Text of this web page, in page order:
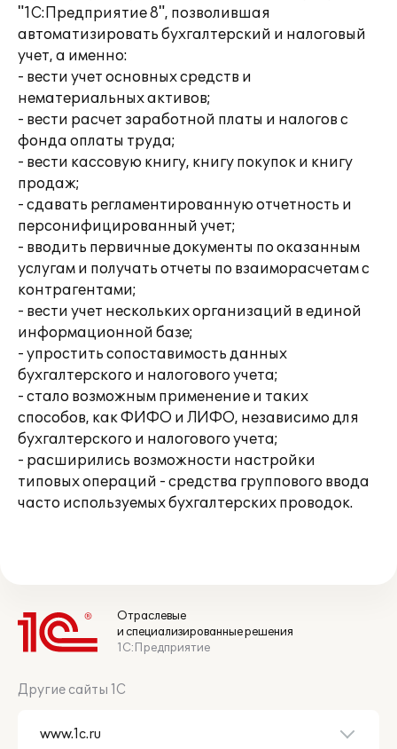
"1С:Предприятие 8", позволившая
автоматизировать бухгалтерский и налоговый
учет, а именно:
- вести учет основных средств и
нематериальных активов;
- вести расчет заработной платы и налогов с
фонда оплаты труда;
- вести кассовую книгу, книгу покупок и книгу
продаж;
- сдавать регламентированную отчетность и
персонифицированный учет;
- вводить первичные документы по оказанным
услугам и получать отчеты по взаиморасчетам с
контрагентами;
- вести учет нескольких организаций в единой
информационной базе;
- упростить сопоставимость данных
бухгалтерского и налогового учета;
- стало возможным применение и таких
способов, как ФИФО и ЛИФО, независимо для
бухгалтерского и налогового учета;
- расширились возможности настройки
типовых операций - средства группового ввода
часто используемых бухгалтерских проводок.
Отраслевые
и специализированные решения
1С:Предприятие
Другие сайты 1С